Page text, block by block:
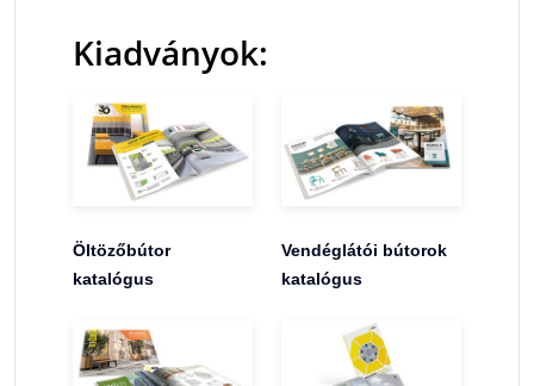
Kiadványok:
Öltözőbútor
katalógus
Vendéglátói bútorok
katalógus